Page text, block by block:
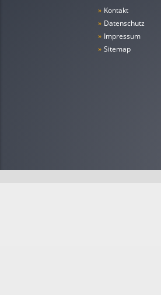
» Kontakt
» Datenschutz
» Impressum
» Sitemap